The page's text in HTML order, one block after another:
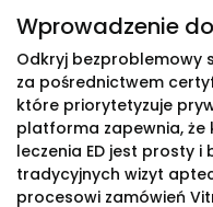
Wprowadzenie
Odkryj bezproblemowy
za pośrednictwem
które priorytetyzuje
platforma zapewnia, że
leczenia ED jest prosty
tradycyjnych wizyt
procesowi zamówień